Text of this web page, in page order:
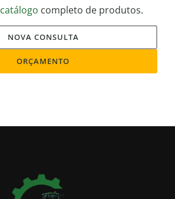
catálogo completo de produtos.
NOVA CONSULTA
ORÇAMENTO